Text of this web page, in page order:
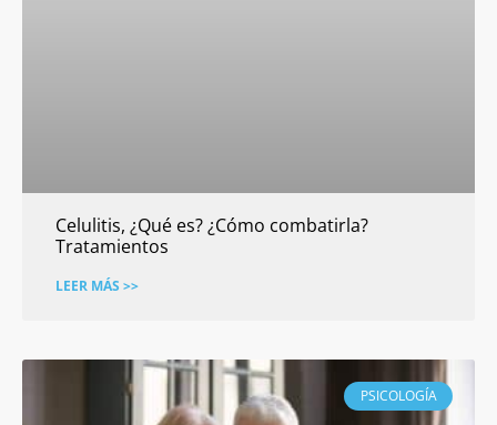
Celulitis, ¿Qué es? ¿Cómo combatirla?
Tratamientos
LEER MÁS >>
PSICOLOGÍA